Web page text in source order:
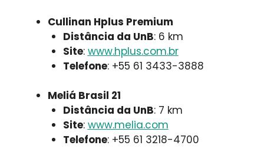
Cullinan Hplus Premium
Distância da UnB: 6 km
Site: www.hplus.com.br
Telefone: +55 61 3433-3888
Meliá Brasil 21
Distância da UnB: 7 km
Site: www.melia.com
Telefone: +55 61 3218-4700